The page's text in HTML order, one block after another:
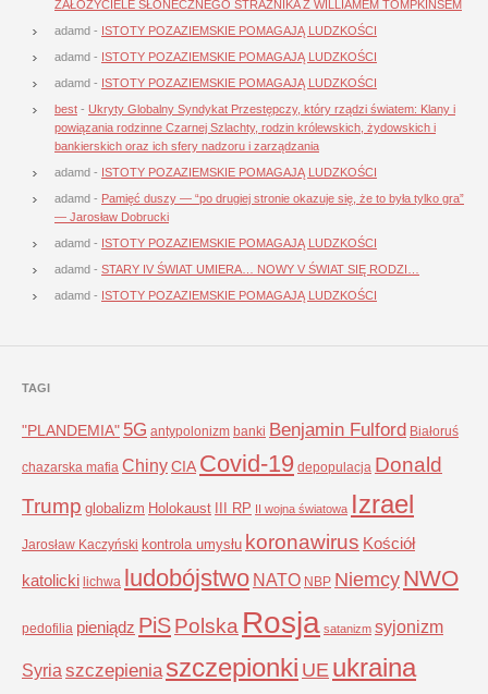
ZAŁOŻYCIELE SŁONECZNEGO STRAŻNIKA Z WILLIAMEM TOMPKINSEM
adamd - ISTOTY POZAZIEMSKIE POMAGAJĄ LUDZKOŚCI
adamd - ISTOTY POZAZIEMSKIE POMAGAJĄ LUDZKOŚCI
adamd - ISTOTY POZAZIEMSKIE POMAGAJĄ LUDZKOŚCI
best - Ukryty Globalny Syndykat Przestępczy, który rządzi światem: Klany i
powiązania rodzinne Czarnej Szlachty, rodzin królewskich, żydowskich i
bankierskich oraz ich sfery nadzoru i zarządzania
adamd - ISTOTY POZAZIEMSKIE POMAGAJĄ LUDZKOŚCI
adamd - Pamięć duszy — “po drugiej stronie okazuje się, że to była tylko gra”
— Jarosław Dobrucki
adamd - ISTOTY POZAZIEMSKIE POMAGAJĄ LUDZKOŚCI
adamd - STARY IV ŚWIAT UMIERA… NOWY V ŚWIAT SIĘ RODZI…
adamd - ISTOTY POZAZIEMSKIE POMAGAJĄ LUDZKOŚCI
TAGI
"PLANDEMIA" 5G antypolonizm banki Benjamin Fulford Białoruś
chazarska mafia ChinyCIA Covid-19 depopulacja Donald
Trump globalizm Holokaust III RP II wojna światowa Izrael
Jarosław Kaczyński kontrola umysłu koronawirus Kościół
katolicki lichwa ludobójstwo NATO NBP NiemcyNWO
pedofilia pieniądz PiSPolska Rosja satanizm syjonizm
Syria szczepienia szczepionki UE ukraina